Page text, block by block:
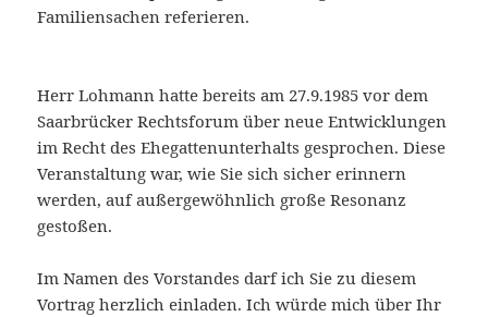
Familiensachen referieren.
Herr Lohmann hatte bereits am 27.9.1985 vor dem
Saarbrücker Rechtsforum über neue Entwicklungen
im Recht des Ehegattenunterhalts gesprochen. Diese
Veranstaltung war, wie Sie sich sicher erinnern
werden, auf außergewöhnlich große Resonanz
gestoßen.
Im Namen des Vorstandes darf ich Sie zu diesem
Vortrag herzlich einladen. Ich würde mich über Ihr